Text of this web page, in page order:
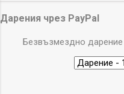
Дарения чрез PayPal
Безвъзмездно